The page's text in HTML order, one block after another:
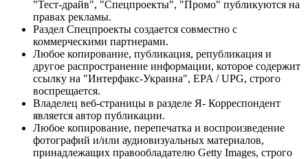
"Тест-драйв", "Спецпроекты", "Промо" публикуются на
правах рекламы.
Раздел Спецпроекты создается совместно с
коммерческими партнерами.
Любое копирование, публикация, републикация и
другое распространение информации, которое содержит
ссылку на "Интерфакс-Украина", EPA / UPG, строго
воспрещается.
Владелец веб-страницы в разделе Я- Корреспондент
является автор публикации.
Любое копирование, перепечатка и воспроизведение
фотографий и/или аудиовизуальных материалов,
принадлежащих правообладателю Getty Images, строго